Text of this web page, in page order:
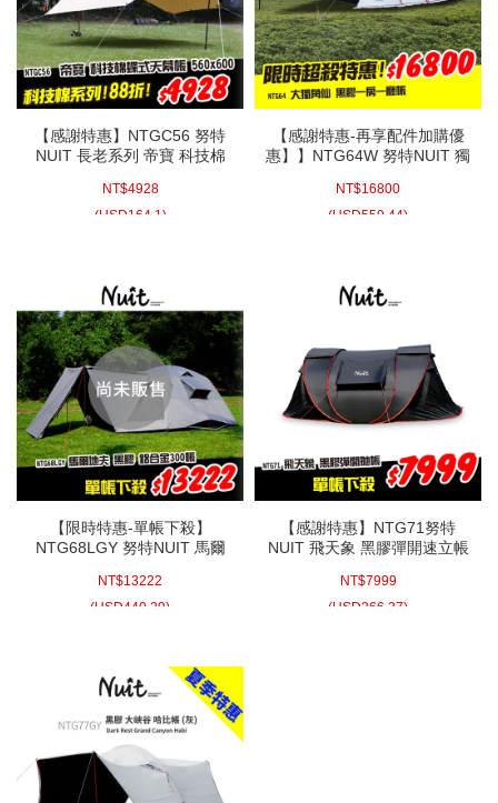
【感謝特惠】NTGC56 努特
NUIT 長老系列 帝寶 科技棉
幕 蝶型天幕帳炊事帳客廳帳
蝶式天幕
NT$4928
(USD164.1)
【感謝特惠-再享配件加購優
惠】】NTG64W 努特NUIT 獨
一廳六人帳棚 780x500cm 家
庭帳篷帳蓬頂級耐水壓 鐵氟
NT$16800
(USD559.44)
【限時特惠-單帳下殺】
NTG68LGY 努特NUIT 馬爾
膠八人帳 300帳 科技遮光膠
耐水壓3000mm 鋁合金帳篷
NT$13222
(USD440.29)
【感謝特惠】NTG71努特
NUIT 飛天象 黑膠彈開速立帳
可放XL充氣床 懶人彈開帳篷
六人快搭帳 自動
NT$7999
(USD266.37)